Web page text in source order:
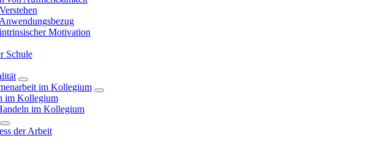
Motivation
Schule
im Kollegium
im Kollegium
im Kollegium
der Arbeit